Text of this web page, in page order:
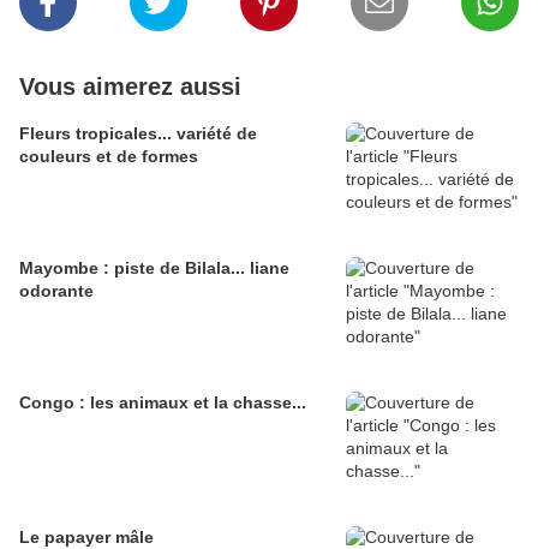
Vous aimerez aussi
Fleurs tropicales... variété de
couleurs et de formes
Mayombe : piste de Bilala... liane
odorante
Congo : les animaux et la chasse...
Le papayer mâle